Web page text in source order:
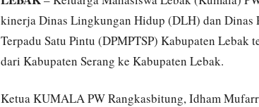
kinerja Dinas Lingkungan Hidup (DLH) dan Dinas
Terpadu Satu Pintu (DPMPTSP) Kabupaten Lebak
dari Kabupaten Serang ke Kabupaten Lebak.
Ketua KUMALA PW Rangkasbitung, Idham